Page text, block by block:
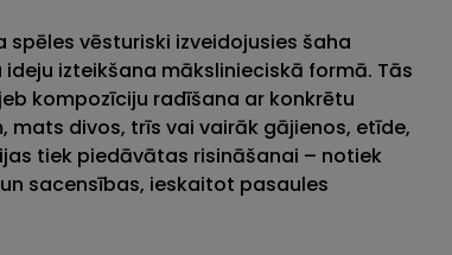
spēles vēsturiski izveidojusies šaha
izteikšana mākslinieciskā formā. Tās
kompozīciju radīšana ar konkrētu
mats divos, trīs vai vairāk gājienos, etīde,
tiek piedāvātas risināšanai – notiek
sacensības, ieskaitot pasaules